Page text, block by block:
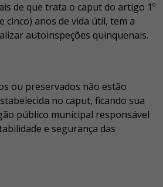
de que trata o caput do artigo 1º
cinco) anos de vida útil, tem a
autoinspeções quinquenais.
ou preservados não estão
no caput, ficando sua
público municipal responsável
e segurança das